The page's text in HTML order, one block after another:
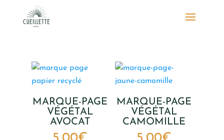
MARQUE-PAGE
VÉGÉTAL
AVOCAT
MARQUE-PAGE
VÉGÉTAL
CAMOMILLE